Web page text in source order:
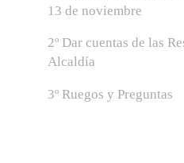
13 de noviembre
2º Dar cuentas de las
Alcaldía
3º Ruegos y Preguntas